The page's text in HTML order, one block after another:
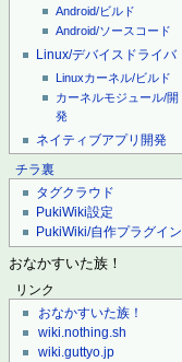
Android/ビルド
Android/ソースコード
Linux/デバイスドライバ
Linuxカーネル/ビルド
カーネルモジュール/開
発
ネイティブアプリ開発
チラ裏
タグクラウド
PukiWiki設定
PukiWiki/自作プラグイン
おなかすいた族！
リンク
おなかすいた族！
wiki.nothing.sh
wiki.guttyo.jp